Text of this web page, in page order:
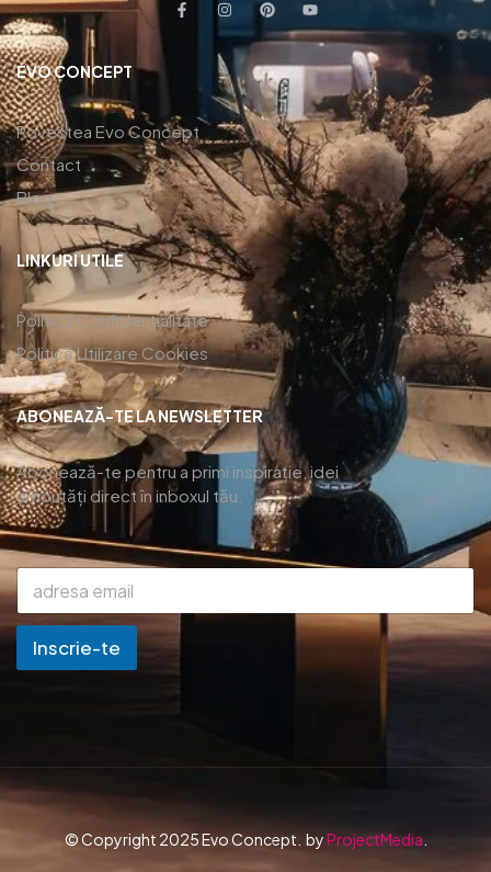
EVO CONCEPT
Povestea Evo Concept
Contact
Blog
LINKURI UTILE
Politică Confidențialitate
Politică Utilizare Cookies
ABONEAZĂ-TE LA NEWSLETTER
Abonează-te pentru a primi inspirație, idei
și noutăți direct în inboxul tău.
Inscrie-te
© Copyright 2025 Evo Concept. byProjectMedia.